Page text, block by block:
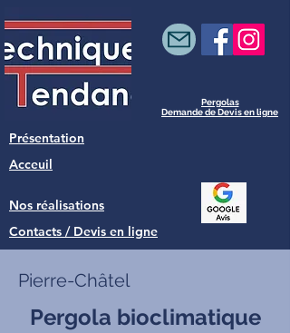
Demande de Devis en ligne
Pergolas
Présentation
Nos réalisations
Contacts / Devis en ligne
Acceuil
Pierre-Châtel
Pergola bioclimatique